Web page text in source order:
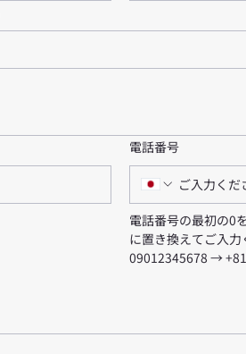
電話番号
電話番号の最初の0
に置き換えてご入力
09012345678 →